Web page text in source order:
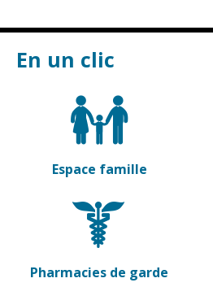
En un clic
Espace famille
Pharmacies de garde